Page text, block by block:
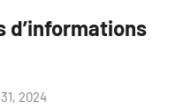
d’informations
2024